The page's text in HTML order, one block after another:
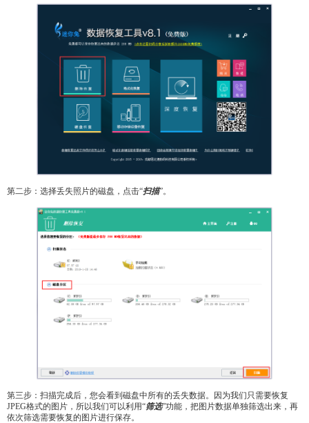
第二步：选择丢失照片的磁盘，点击“扫描”。
第三步：扫描完成后，您会看到磁盘中所有的丢失数据。因为我们只需要恢复
JPEG格式的图片，所以我们可以利用“筛选”功能，把图片数据单独筛选出来，再
依次筛选需要恢复的图片进行保存。